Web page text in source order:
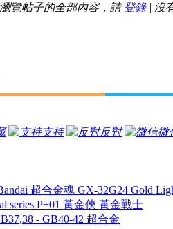
覽帖子的全部內容，請登錄| 沒
支持 反對 微
超合金魂 GX-32G24 Gold
series P+01 黃金俠 黃金戰士
- GB40-42 超合金